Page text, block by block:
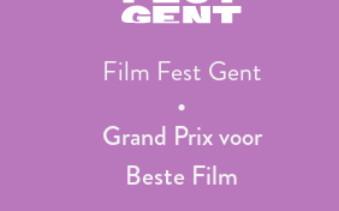
Film Fest Gent
Grand Prix voor
Beste Film